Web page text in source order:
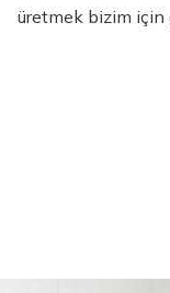
üretmek bizim için